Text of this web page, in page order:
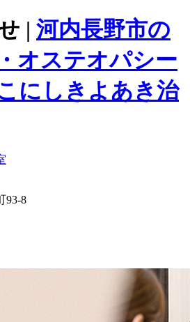
| 河内長野市の
オステオパシー
にしきよあき治
93-8